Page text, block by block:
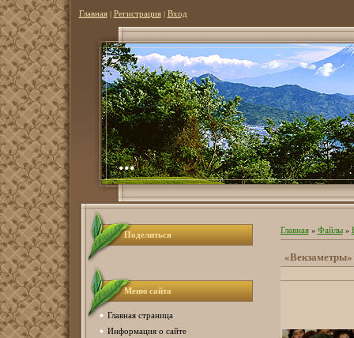
Главная| Регистрация| Вход
...
Поделиться
Меню сайта
Главная страница
Информация о сайте
Главная» Файлы»